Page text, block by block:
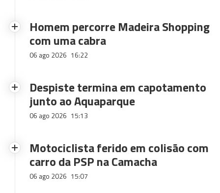
Homem percorre Madeira Shopping
com uma cabra
06 ago 2026 16:22
Despiste termina em capotamento
junto ao Aquaparque
06 ago 2026 15:13
Motociclista ferido em colisão com
carro da PSP na Camacha
06 ago 2026 15:07